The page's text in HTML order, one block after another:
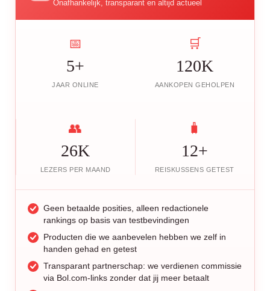
Onafhankelijk, transparant en altijd actueel
📅
5+
JAAR ONLINE
🛒
120K
AANKOPEN GEHOLPEN
👥
26K
LEZERS PER MAAND
🧳
12+
REISKUSSENS GETEST
Geen betaalde posities, alleen redactionele
rankings op basis van testbevindingen
Producten die we aanbevelen hebben we zelf in
handen gehad en getest
Transparant partnerschap: we verdienen commissie
via Bol.com-links zonder dat jij meer betaalt